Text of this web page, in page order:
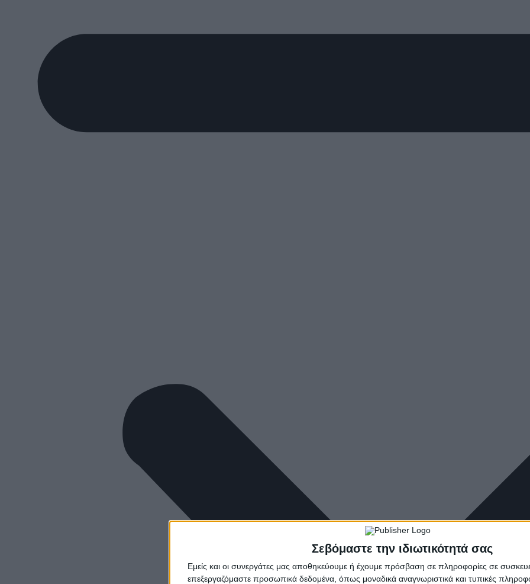
Σεβόμαστε την ιδιωτικότητά σας
Εμείς και οι συνεργάτες μας αποθηκεύουμε ή έχουμε πρόσβαση σε πληροφορίες σε
επεξεργαζόμαστε προσωπικά δεδομένα, όπως μοναδικά αναγνωριστικά και τυπικές